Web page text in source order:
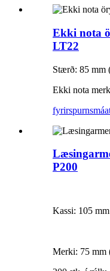
Ekki nota
LT22
Stærð: 85 mm
Ekki nota
fyrirspurn
P200
Kassi: 105
Merki: 75 mm